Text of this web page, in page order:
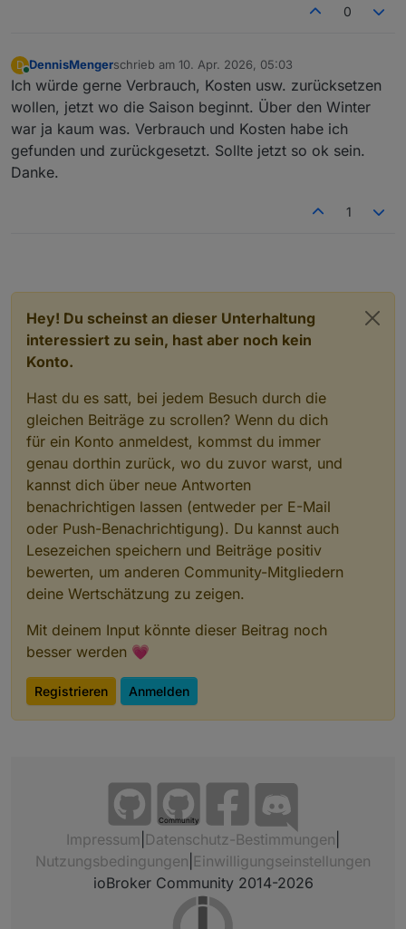
0
D
Online
DennisMengerschrieb am 10. Apr. 2026, 05:03
zuletzt editiert von
Ich würde gerne Verbrauch, Kosten usw. zurücksetzen
wollen, jetzt wo die Saison beginnt. Über den Winter
war ja kaum was. Verbrauch und Kosten habe ich
gefunden und zurückgesetzt. Sollte jetzt so ok sein.
Danke.
1
Hey! Du scheinst an dieser Unterhaltung
interessiert zu sein, hast aber noch kein
Konto.
Hast du es satt, bei jedem Besuch durch die
gleichen Beiträge zu scrollen? Wenn du dich
für ein Konto anmeldest, kommst du immer
genau dorthin zurück, wo du zuvor warst, und
kannst dich über neue Antworten
benachrichtigen lassen (entweder per E-Mail
oder Push-Benachrichtigung). Du kannst auch
Lesezeichen speichern und Beiträge positiv
bewerten, um anderen Community-Mitgliedern
deine Wertschätzung zu zeigen.
Mit deinem Input könnte dieser Beitrag noch
besser werden 💗
Registrieren Anmelden
Community
Impressum Datenschutz-Bestimmungen
Nutzungsbedingungen Einwilligungseinstellungen
ioBroker Community 2014-2026